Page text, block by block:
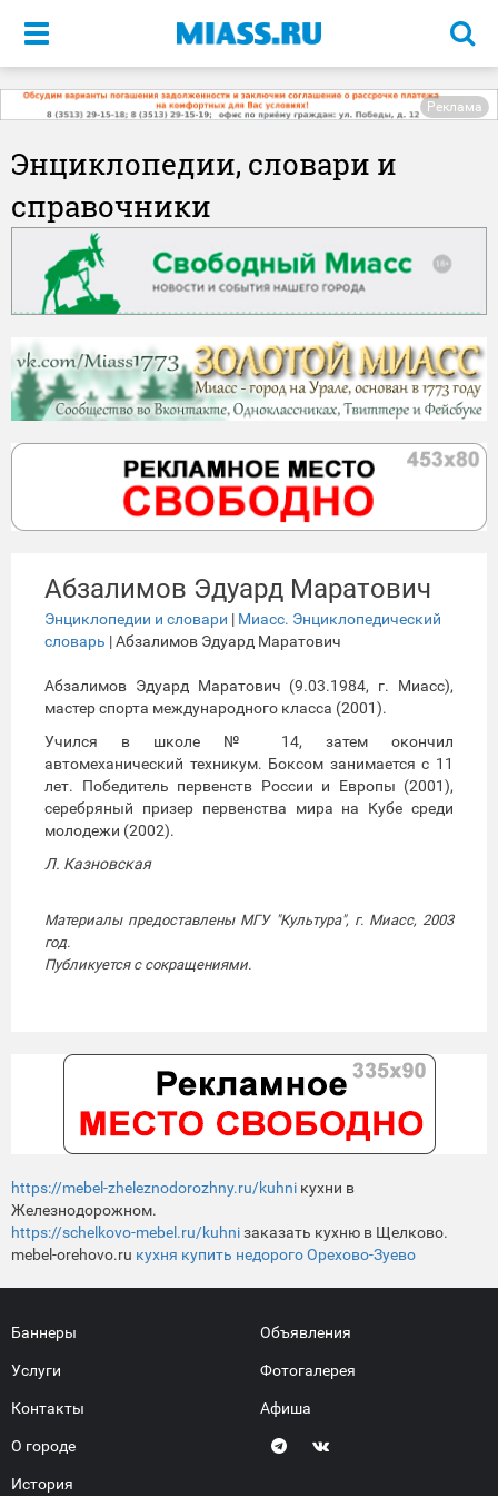
Меню
Реклама
Энциклопедии, словари и
справочники
Абзалимов Эдуард Маратович
Энциклопедии и словари | Миасс. Энциклопедический
словарь | Абзалимов Эдуард Маратович
Абзалимов Эдуард Маратович (9.03.1984, г. Миасс),
мастер спорта международного класса (2001).
Учился в школе № 14, затем окончил
автомеханический техникум. Боксом занимается с 11
лет. Победитель первенств России и Европы (2001),
серебряный призер первенства мира на Кубе среди
молодежи (2002).
Л. Казновская
Материалы предоставлены МГУ "Культура", г. Миасс, 2003
год.
Публикуется с сокращениями.
https://mebel-zheleznodorozhny.ru/kuhni кухни в
Железнодорожном.
https://schelkovo-mebel.ru/kuhniзаказать кухню в Щелково.
mebel-orehovo.ru кухня купить недорого Орехово-Зуево
Баннеры
Услуги
Контакты
О городе
История
Объявления
Фотогалерея
Афиша